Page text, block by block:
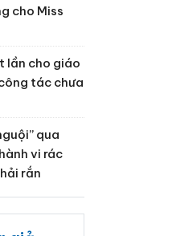
cho Miss
lần cho giáo
tác chưa
qua
vi rác
rắn